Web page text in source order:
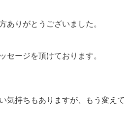
ありがとうございました。
セージを頂けております。
気持ちもありますが、もう変えて